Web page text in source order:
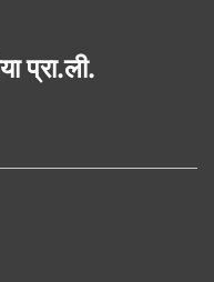
प्रा.ली.